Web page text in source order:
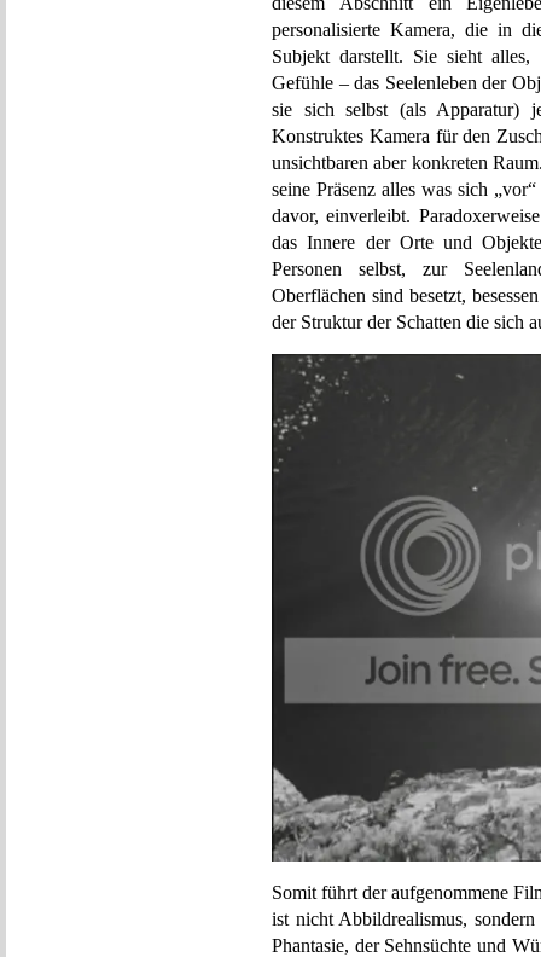
personalisierte Kamera, die in
Subjekt darstellt. Sie sieht alles,
Gefühle – das Seelenleben der
sie sich selbst (als Apparatur)
Konstruktes Kamera für den
unsichtbaren aber konkreten
seine Präsenz alles was sich
davor, einverleibt.
das Innere der Orte und
Personen selbst, zur
Oberflächen sind besetzt,
der Struktur der Schatten die sich
Somit führt der aufgenommene
ist nicht Abbildrealismus,
Phantasie, der Sehnsüchte und